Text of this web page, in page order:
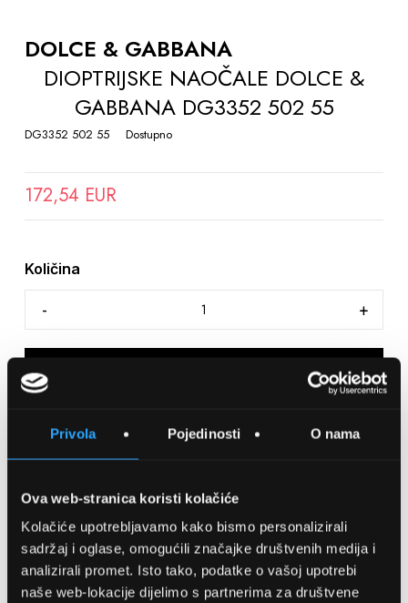
Privola Pojedinosti O nama
Ova web-stranica koristi kolačiće
Kolačiće upotrebljavamo kako bismo personalizirali
sadržaj i oglase, omogućili značajke društvenih medija i
analizirali promet. Isto tako, podatke o vašoj upotrebi
naše web-lokacije dijelimo s partnerima za društvene
THE
BEGINNING
GALLERY
DOLCE & GABBANA
DIOPTRIJSKE NAOČALE DOLCE &
GABBANA DG3352 502 55
DG3352 502 55 Dostupno
172,54 EUR
Količina
SPREMITE NA LISTU ŽELJA
Detalji
Podijeli s prijateljima